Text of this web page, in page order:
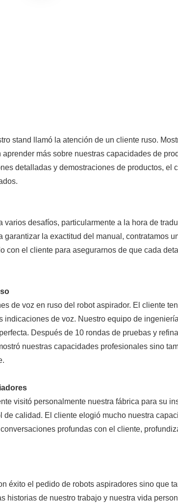
stand llamó la atención de un cliente ruso.
más sobre nuestras capacidades de
detalladas y demostraciones de productos, el
desafíos, particularmente a la hora de
la exactitud del manual, contratamos
con el cliente para asegurarnos de que cada
de voz en ruso del robot aspirador. El cliente
de voz. Nuestro equipo de
Después de 10 rondas de pruebas y
nuestras capacidades profesionales sino
visitó personalmente nuestra fábrica para su
calidad. El cliente elogió mucho nuestra
profundas con el cliente,
éxito el pedido de robots aspiradores sino que
historias de nuestro trabajo y nuestra vida